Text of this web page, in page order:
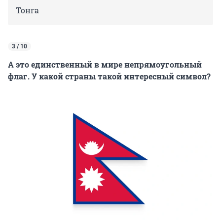
Тонга
3 / 10
А это единственный в мире непрямоугольный
флаг. У какой страны такой интересный символ?